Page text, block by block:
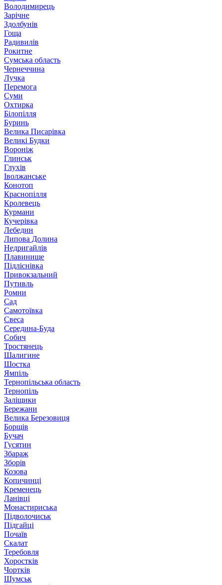
Володимирець
Зарічне
Здолбунів
Гоща
Радивилів
Рокитне
Сумська область
Чернеччина
Лучка
Перемога
Суми
Охтирка
Білопілля
Буринь
Велика Писарівка
Великі Будки
Вороніж
Глинськ
Глухів
Іволжанське
Конотоп
Краснопілля
Кролевець
Курмани
Кучерівка
Лебедин
Липова Долина
Недригайлів
Плавинище
Підліснівка
Привокзальний
Путивль
Ромни
Сад
Самотоївка
Свеса
Середина-Буда
Собич
Тростянець
Шалигине
Шостка
Ямпіль
Тернопільська область
Тернопіль
Заліщики
Бережани
Велика Березовиця
Борщів
Бучач
Гусятин
Збараж
Зборів
Козова
Копичинці
Кременець
Ланівці
Монастириська
Підволочиськ
Підгайці
Почаїв
Скалат
Теребовля
Хоростків
Чортків
Шумськ